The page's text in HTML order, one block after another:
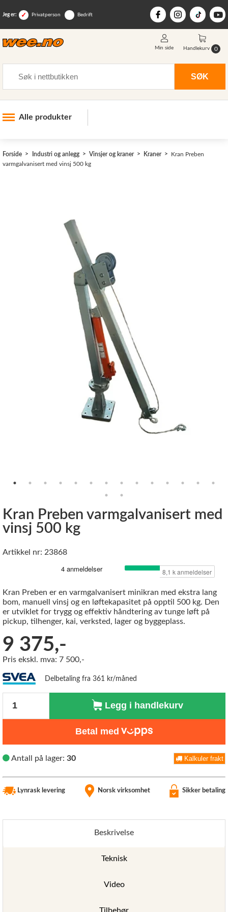
Jeg er: Privatperson Bedrift
SØK
Min side Handlekurv 0
Alle produkter
Skogsutstyr
Nye Wee produkter
Forside Industri og anlegg Vinsjer og kraner Kraner
Kran Preben
varmgalvanisert med vinsj 500 kg
Kran Preben varmgalvanisert med
vinsj 500 kg
Artikkel nr: 23868
Kran Preben er en varmgalvanisert minikran med ekstra lang
bom, manuell vinsj og en løftekapasitet på opptil 500 kg. Den
er utviklet for trygg og effektiv håndtering av tunge løft på
pickup, tilhenger, kai, verksted, lager og byggeplass.
9 375,-
Pris ekskl. mva: 7 500,-
Delbetaling fra 361 kr/måned
Legg i handlekurv
Betal med
Antall på lager: 30 Kalkuler frakt
Lynrask levering Norsk virksomhet Sikker betaling
Beskrivelse
Teknisk
Video
Tilbehør